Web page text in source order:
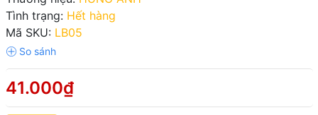
Tình trạng: Hết hàng
Mã SKU: LB05
41.000₫